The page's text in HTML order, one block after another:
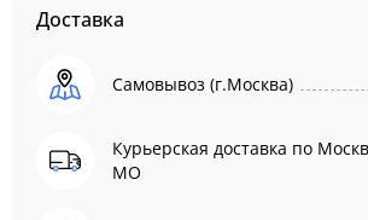
Доставка
Самовывоз (г.Москва)
Курьерская доставка по
МО